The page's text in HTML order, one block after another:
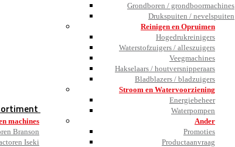
machines
Branson
Iseki
Grondboren / grondboormachines
Drukspuiten / nevelspuiten
Reinigen en Opruimen
Hogedrukreinigers
Waterstofzuigers / alleszuigers
Veegmachines
Hakselaars / houtversnipperaars
Bladblazers / bladzuigers
Stroom en Watervoorziening
Energiebeheer
Waterpompen
Ander
Promoties
Productaanvraag